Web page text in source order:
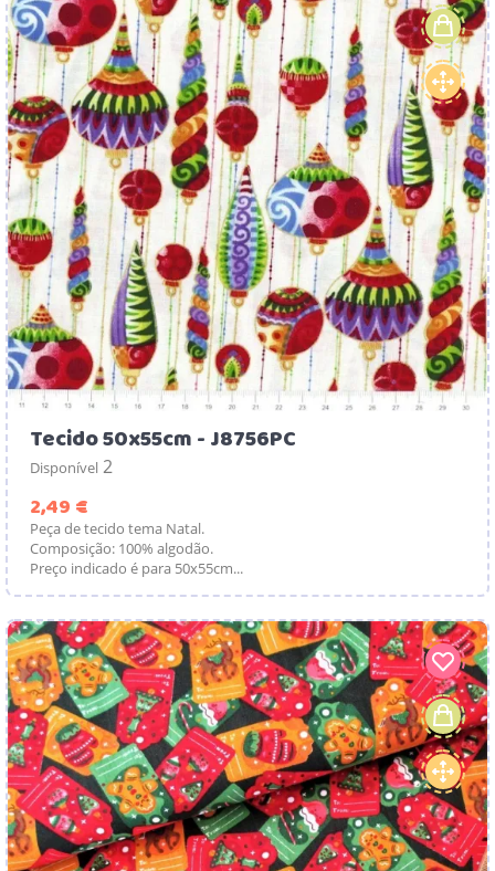
Tecido 50x55cm - J8756PC
Disponível 2
2,49 €
Peça de tecido tema Natal.
Composição: 100% algodão.
Preço indicado é para 50x55cm...